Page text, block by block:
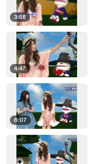
3:58
4:47
6:07